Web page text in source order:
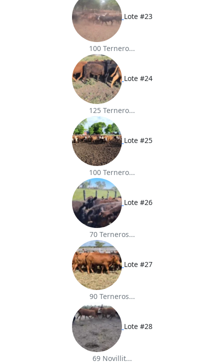
Lote #23
100 Ternero...
Lote #24
125 Ternero...
Lote #25
100 Ternero...
Lote #26
70 Terneros...
Lote #27
90 Terneros...
Lote #28
69 Novillit...